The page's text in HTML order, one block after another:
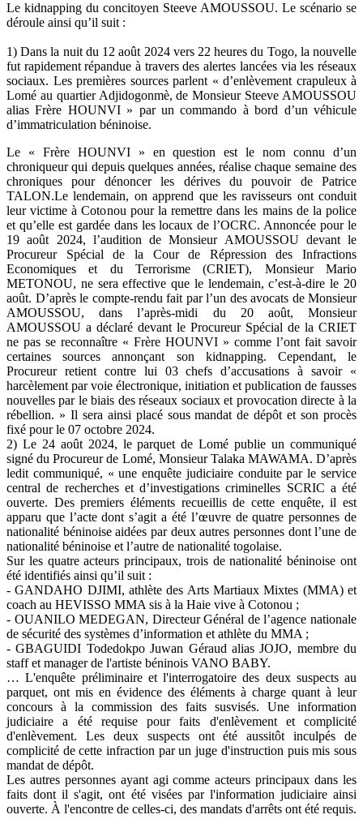
Le kidnapping du concitoyen Steeve AMOUSSOU. Le scénario se
déroule ainsi qu’il suit :
1) Dans la nuit du 12 août 2024 vers 22 heures du Togo, la nouvelle
fut rapidement répandue à travers des alertes lancées via les réseaux
sociaux. Les premières sources parlent « d’enlèvement crapuleux à
Lomé au quartier Adjidogonmè, de Monsieur Steeve AMOUSSOU
alias Frère HOUNVI » par un commando à bord d’un véhicule
d’immatriculation béninoise.
Le « Frère HOUNVI » en question est le nom connu d’un
chroniqueur qui depuis quelques années, réalise chaque semaine des
chroniques pour dénoncer les dérives du pouvoir de Patrice
TALON.Le lendemain, on apprend que les ravisseurs ont conduit
leur victime à Cotonou pour la remettre dans les mains de la police
et qu’elle est gardée dans les locaux de l’OCRC. Annoncée pour le
19 août 2024, l’audition de Monsieur AMOUSSOU devant le
Procureur Spécial de la Cour de Répression des Infractions
Economiques et du Terrorisme (CRIET), Monsieur Mario
METONOU, ne sera effective que le lendemain, c’est-à-dire le 20
août. D’après le compte-rendu fait par l’un des avocats de Monsieur
AMOUSSOU, dans l’après-midi du 20 août, Monsieur
AMOUSSOU a déclaré devant le Procureur Spécial de la CRIET
ne pas se reconnaître « Frère HOUNVI » comme l’ont fait savoir
certaines sources annonçant son kidnapping. Cependant, le
Procureur retient contre lui 03 chefs d’accusations à savoir «
harcèlement par voie électronique, initiation et publication de fausses
nouvelles par le biais des réseaux sociaux et provocation directe à la
rébellion. » Il sera ainsi placé sous mandat de dépôt et son procès
fixé pour le 07 octobre 2024.
2) Le 24 août 2024, le parquet de Lomé publie un communiqué
signé du Procureur de Lomé, Monsieur Talaka MAWAMA. D’après
ledit communiqué, « une enquête judiciaire conduite par le service
central de recherches et d’investigations criminelles SCRIC a été
ouverte. Des premiers éléments recueillis de cette enquête, il est
apparu que l’acte dont s’agit a été l’œuvre de quatre personnes de
nationalité béninoise aidées par deux autres personnes dont l’une de
nationalité béninoise et l’autre de nationalité togolaise.
Sur les quatre acteurs principaux, trois de nationalité béninoise ont
été identifiés ainsi qu’il suit :
- GANDAHO DJIMI, athlète des Arts Martiaux Mixtes (MMA) et
coach au HEVISSO MMA sis à la Haie vive à Cotonou ;
- OUANILO MEDEGAN, Directeur Général de l’agence nationale
de sécurité des systèmes d’information et athlète du MMA ;
- GBAGUIDI Todedokpo Juwan Géraud alias JOJO, membre du
staff et manager de l'artiste béninois VANO BABY.
… L'enquête préliminaire et l'interrogatoire des deux suspects au
parquet, ont mis en évidence des éléments à charge quant à leur
concours à la commission des faits susvisés. Une information
judiciaire a été requise pour faits d'enlèvement et complicité
d'enlèvement. Les deux suspects ont été aussitôt inculpés de
complicité de cette infraction par un juge d'instruction puis mis sous
mandat de dépôt.
Les autres personnes ayant agi comme acteurs principaux dans les
faits dont il s'agit, ont été visées par l'information judiciaire ainsi
ouverte. À l'encontre de celles-ci, des mandats d'arrêts ont été requis.